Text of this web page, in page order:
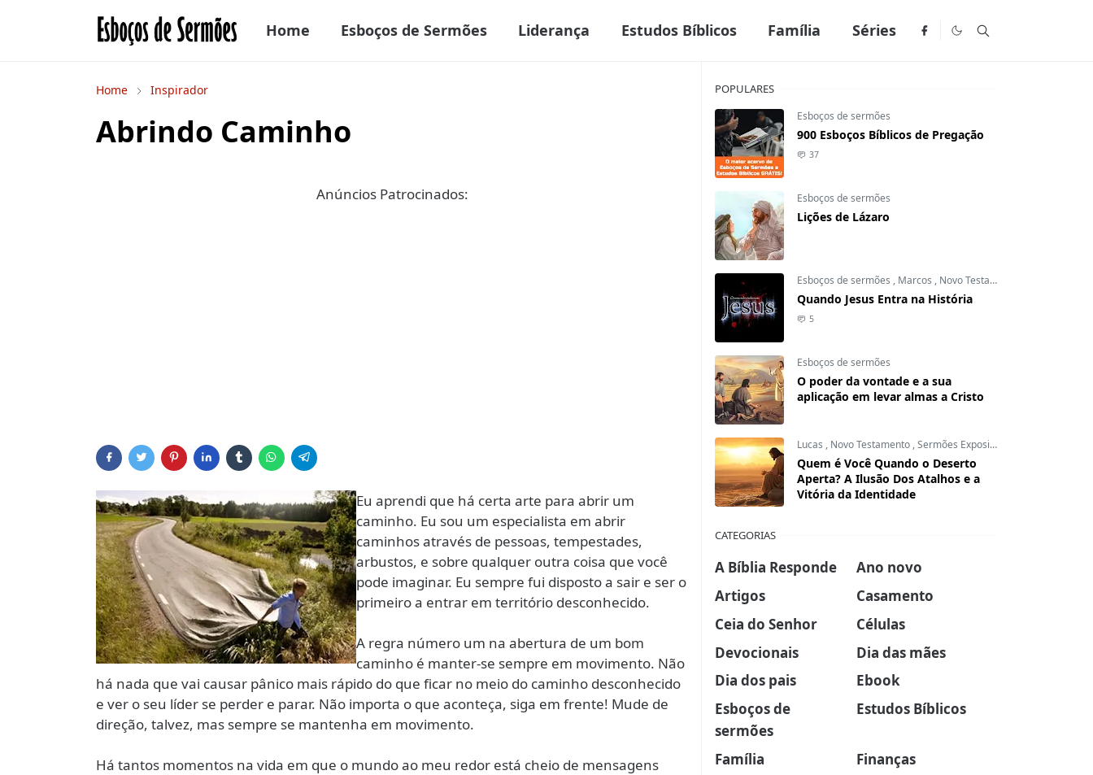
Home Esboços de Sermões Liderança Estudos Bíblicos Família Séries
Home Inspirador
Abrindo Caminho
Anúncios Patrocinados:
Eu aprendi que há certa arte para abrir um
caminho. Eu sou um especialista em abrir
caminhos através de pessoas, tempestades,
arbustos, e sobre qualquer outra coisa que você
pode imaginar. Eu sempre fui disposto a sair e ser o
primeiro a entrar em território desconhecido.
A regra número um na abertura de um bom
caminho é manter-se sempre em movimento. Não
há nada que vai causar pânico mais rápido do que ficar no meio do caminho desconhecido
e ver o seu líder se perder e parar. Não importa o que aconteça, siga em frente! Mude de
direção, talvez, mas sempre se mantenha em movimento.
Há tantos momentos na vida em que o mundo ao meu redor está cheio de mensagens
POPULARES
Esboços de sermões
900 Esboços Bíblicos de Pregação
37
Esboços de sermões
Lições de Lázaro
Esboços de sermões , Marcos , Novo Testamento
Quando Jesus Entra na História
5
Esboços de sermões
O poder da vontade e a sua
aplicação em levar almas a Cristo
Lucas , Novo Testamento ,Sermões Expositivos
Quem é Você Quando o Deserto
Aperta? A Ilusão Dos Atalhos e a
Vitória da Identidade
CATEGORIAS
A Bíblia Responde
Ano novo
Artigos
Casamento
Ceia do Senhor
Células
Devocionais
Dia das mães
Dia dos pais
Ebook
Esboços de
sermões
Estudos Bíblicos
Família
Finanças